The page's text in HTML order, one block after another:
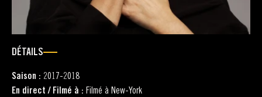
DÉTAILS
Saison : 2017-2018
En direct / Filmé à : Filmé à New-York